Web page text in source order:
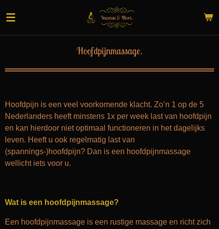
direct
naar
Hoofdpijnmassage.
Hoofdpijn is een veel voorkomende klacht. Zo’n 1 op de 5
Nederlanders heeft minstens 1x per week last van hoofdpijn
en kan hierdoor niet optimaal functioneren in het dagelijks
leven. Heeft u ook regelmatig last van
(spannings-)hoofdpijn? Dan is een hoofdpijnmassage
wellicht iets voor u.
Wat is een hoofdpijnmassage?
Een hoofdpijnmassage is een rustige massage en richt zich